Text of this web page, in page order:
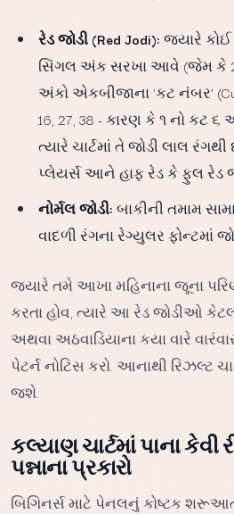
રેડ જોડી (Red Jodi): જ્યારે કોઈ
સિંગલ અંક સરખા આવે (જેમ કે
અંકો એકબીજાના 'કટ નંબર'
16, 27, 38 - કારણ કે ૧ નો કટ
ત્યારે ચાર્ટમાં તે જોડી લાલ
પ્લેયર્સ આને હાફ રેડ કે ફુલ રેડ
નોર્મલ જોડી: બાકીની તમામ
વાદળી રંગના રેગ્યુલર ફોન્ટમાં
જ્યારે તમે આખા મહિનાના જૂના
કરતા હોવ, ત્યારે આ રેડ જોડીઓ
અથવા અઠવાડિયાના કયા વારે
પેટર્ન નોટિસ કરો. આનાથી રિઝલ્ટ
જશે.
કલ્યાણ ચાર્ટમાં પાના કેવી
પન્નાના પ્રકારો
બિગિનર્સ માટે પેનલનું કોષ્ટક